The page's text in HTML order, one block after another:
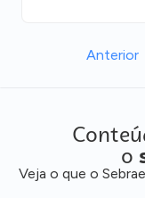
Anterior
o
Veja o que o